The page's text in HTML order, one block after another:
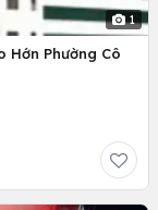
1
Hớn Phường Cô